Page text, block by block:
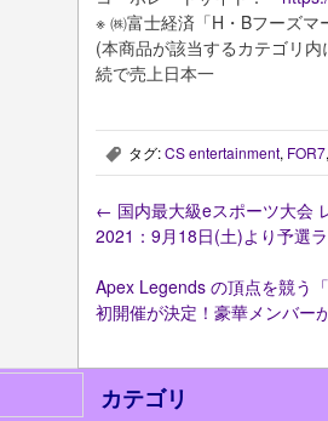
※ ㈱富士経済「H・Bフーズ
(本商品が該当するカテゴリ
続で売上日本一
, タグ:CS entertainment, FOR7
← 国内最大級eスポーツ大会
2021：9月18日(土)より予選
Apex Legends の頂点を競う
初開催が決定！豪華メンバー
カテゴリ